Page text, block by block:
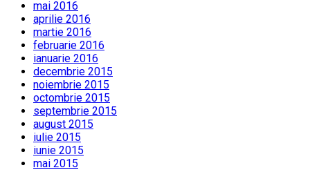
mai 2016
aprilie 2016
martie 2016
februarie 2016
ianuarie 2016
decembrie 2015
noiembrie 2015
octombrie 2015
septembrie 2015
august 2015
iulie 2015
iunie 2015
mai 2015